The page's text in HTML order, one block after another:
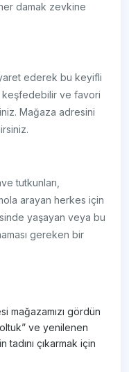
damak zevkine
ederek bu keyifli
keşfedebilir ve favori
Mağaza adresini
tutkunları,
arayan herkes için
yaşayan veya bu
gereken bir
mağazamızı gördün
ve yenilenen
çıkarmak için